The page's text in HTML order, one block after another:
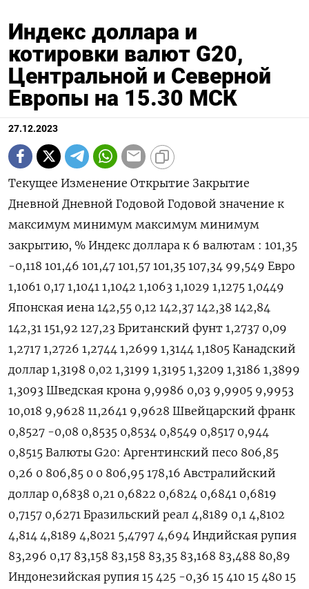
Индекс доллара и
котировки валют G20,
Центральной и Северной
Европы на 15.30 МСК
27.12.2023
Текущее Изменение Открытие Закрытие
Дневной Дневной Годовой Годовой значение к
максимум минимум максимум минимум
закрытию, % Индекс доллара к 6 валютам : 101,35
-0,118 101,46 101,47 101,57 101,35 107,34 99,549 Евро
1,1061 0,17 1,1041 1,1042 1,1063 1,1029 1,1275 1,0449
Японская иена 142,55 0,12 142,37 142,38 142,84
142,31 151,92 127,23 Британский фунт 1,2737 0,09
1,2717 1,2726 1,2744 1,2699 1,3144 1,1805 Канадский
доллар 1,3198 0,02 1,3199 1,3195 1,3209 1,3186 1,3899
1,3093 Шведская крона 9,9986 0,03 9,9905 9,9953
10,018 9,9628 11,2641 9,9628 Швейцарский франк
0,8527 -0,08 0,8535 0,8534 0,8549 0,8517 0,944
0,8515 Валюты G20: Аргентинский песо 806,85
0,26 0 806,85 0 0 806,95 178,16 Австралийский
доллар 0,6838 0,21 0,6822 0,6824 0,6841 0,6819
0,7157 0,6271 Бразильский реал 4,8189 0,1 4,8102
4,814 4,8189 4,8021 5,4797 4,694 Индийская рупия
83,296 0,17 83,158 83,158 83,35 83,168 83,488 80,89
Индонезийская рупия 15 425 -0,36 15 410 15 480 15